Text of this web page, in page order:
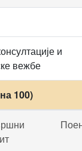
и
вежбе
100)